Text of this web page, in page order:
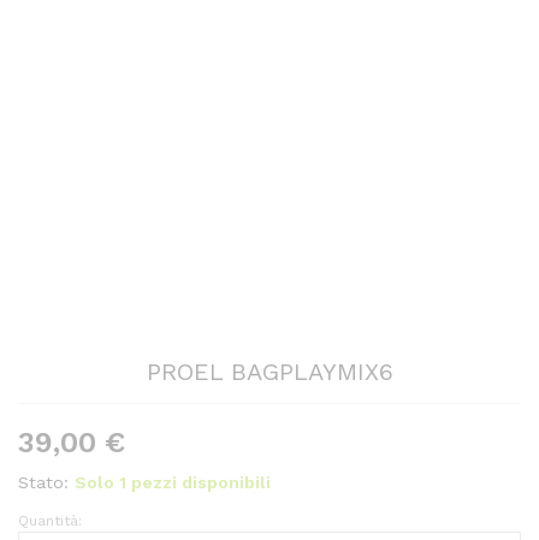
PROEL BAGPLAYMIX6
39,00 €
Stato: Solo 1 pezzi disponibili
PROEL
Quantità: